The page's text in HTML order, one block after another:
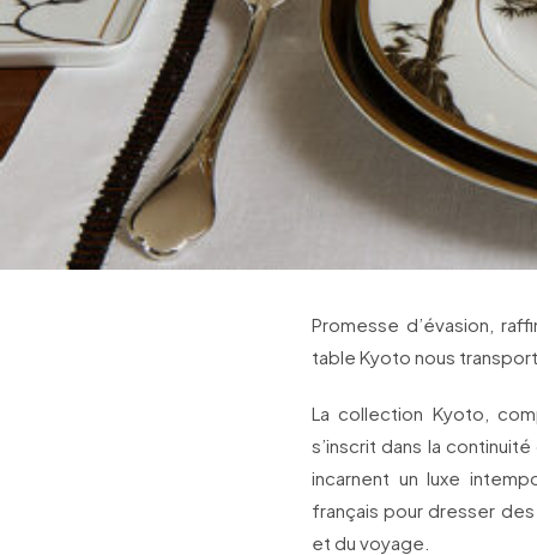
Promesse d’évasion,
table Kyoto nous
La collection Kyoto,
s’inscrit dans la
incarnent un luxe
français pour dresser
et du voyage.